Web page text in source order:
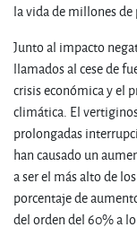
la vida de millones de
Junto al impacto
llamados al cese de
crisis económica y el
climática. El
prolongadas
han causado un
a ser el más alto de
porcentaje de
del orden del 60% a